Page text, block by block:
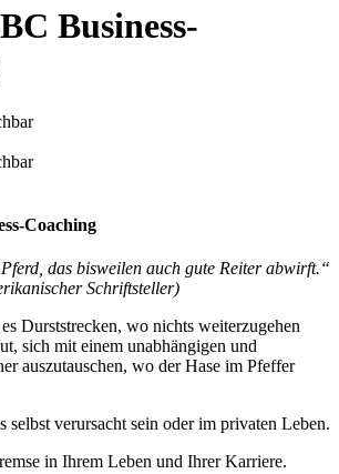
Business-
Coaching
das bisweilen auch gute Reiter abwirft.“
Schriftsteller)
Durststrecken, wo nichts weiterzugehen
sich mit einem unabhängigen und
auszutauschen, wo der Hase im Pfeffer
selbst verursacht sein oder im privaten Leben.
in Ihrem Leben und Ihrer Karriere.